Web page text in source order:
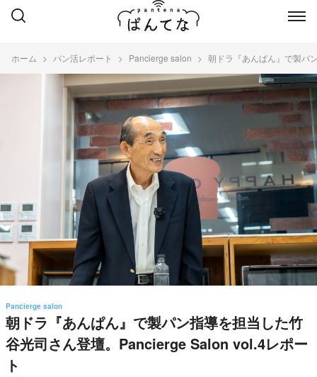
ホーム パン活レポート Pancierge salon 朝ドラ『あんぱん』で製パ
Pancierge salon
朝ドラ『あんぱん』で製パン指導を担当した竹
谷光司さん登壇。Pancierge Salon vol.4レポー
ト